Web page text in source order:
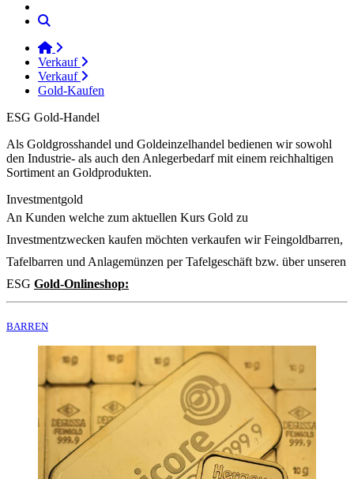
Verkauf
Verkauf
Gold-Kaufen
ESG Gold-Handel
Als Goldgrosshandel und Goldeinzelhandel bedienen wir sowohl
den Industrie- als auch den Anlegerbedarf mit einem reichhaltigen
Sortiment an Goldprodukten.
Investmentgold
An Kunden welche zum aktuellen Kurs Gold zu
Investmentzwecken kaufen möchten verkaufen wir Feingoldbarren,
Tafelbarren und Anlagemünzen per Tafelgeschäft bzw. über unseren
ESG Gold-Onlineshop:
BARREN